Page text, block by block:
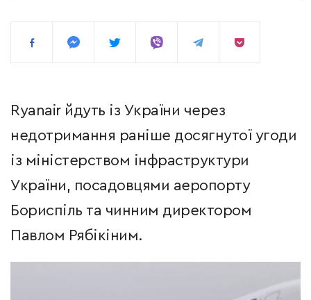
Ryanair йдуть із України через
недотримання раніше досягнутої угоди
із міністерством інфраструктури
України, посадовцями аеропорту
Бориспіль та чинним директором
Павлом Рябікіним.